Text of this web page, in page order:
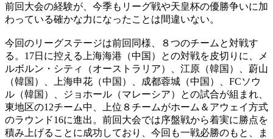
前回大会の経験が、今季もリーグ戦や天皇杯の優勝争いに加
わっている確かな力になったことは間違いない。
今回のリーグステージは前回同様、８つのチームと対戦す
る。17日に控える上海海港（中国）との対戦を皮切りに、メ
ルボルン・シティ（オーストラリア）、江原（韓国）、蔚山
（韓国）、上海申花（中国）、成都蓉城（中国）、FCソウ
ル（韓国）、ジョホール（マレーシア）との試合が組まれ、
東地区の12チーム中、上位８チームがホーム＆アウェイ方式
のラウンド16に進出。前回大会では序盤戦から着実に勝点を
積み上げることに成功しており、今回も一戦必勝のもと、ま